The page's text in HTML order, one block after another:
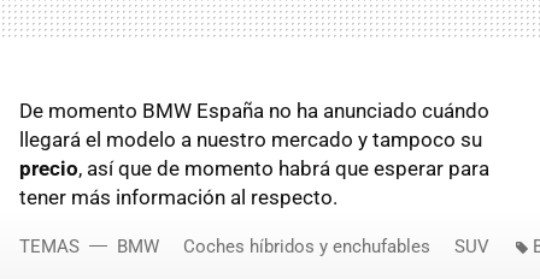
De momento BMW España no ha anunciado cuándo
llegará el modelo a nuestro mercado y tampoco su
precio, así que de momento habrá que esperar para
tener más información al respecto.
TEMAS BMW Coches híbridos y enchufables SUV